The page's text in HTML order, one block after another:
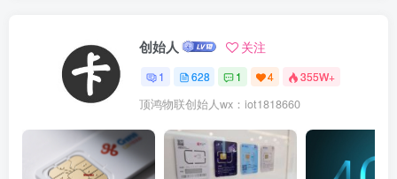
创始人 关注
1 628 1 4 355W+
顶鸿物联创始人wx：iot1818660